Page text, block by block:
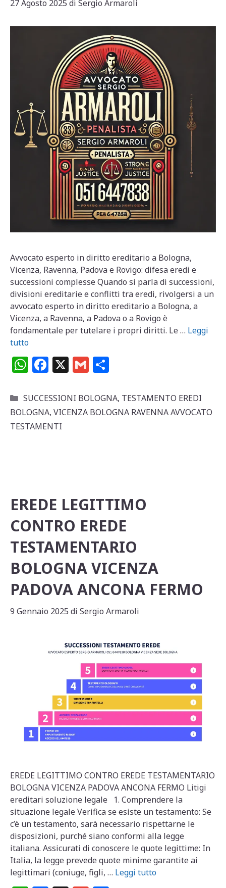
27 Agosto 2025 di Sergio Armaroli
Avvocato esperto in diritto ereditario a Bologna,
Vicenza, Ravenna, Padova e Rovigo: difesa eredi e
successioni complesse Quando si parla di successioni,
divisioni ereditarie e conflitti tra eredi, rivolgersi a un
avvocato esperto in diritto ereditario a Bologna, a
Vicenza, a Ravenna, a Padova o a Rovigo è
fondamentale per tutelare i propri diritti. Le … Leggi
tutto
W
at
s
A
F
c
e
b
X G
ai
l
n
di
Categorie
SUCCESSIONI BOLOGNA, TESTAMENTO EREDI
BOLOGNA, VICENZA BOLOGNA RAVENNA AVVOCATO
TESTAMENTI
EREDE LEGITTIMO
CONTRO EREDE
TESTAMENTARIO
BOLOGNA VICENZA
PADOVA ANCONA FERMO
9 Gennaio 2025 di Sergio Armaroli
EREDE LEGITTIMO CONTRO EREDE TESTAMENTARIO
BOLOGNA VICENZA PADOVA ANCONA FERMO Litigi
ereditari soluzione legale 1. Comprendere la
situazione legale Verifica se esiste un testamento: Se
c’è un testamento, sarà necessario rispettarne le
disposizioni, purché siano conformi alla legge
italiana. Assicurati di conoscere le quote legittime: In
Italia, la legge prevede quote minime garantite ai
legittimari (coniuge, figli, … Leggi tutto